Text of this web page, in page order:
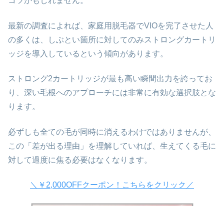
最新の調査によれば、家庭用脱毛器でVIOを完了させた人
の多くは、しぶとい箇所に対してのみストロングカートリ
ッジを導入しているという傾向があります。
ストロング2カートリッジが最も高い瞬間出力を誇ってお
り、深い毛根へのアプローチには非常に有効な選択肢とな
ります。
必ずしも全ての毛が同時に消えるわけではありませんが、
この「差が出る理由」を理解していれば、生えてくる毛に
対して過度に焦る必要はなくなります。
＼￥2,000OFFクーポン！こちらをクリック／